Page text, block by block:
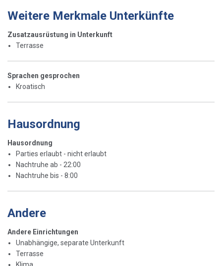
Weitere Merkmale Unterkünfte
Zusatzausrüstung in Unterkunft
Terrasse
Sprachen gesprochen
Kroatisch
Hausordnung
Hausordnung
Parties erlaubt - nicht erlaubt
Nachtruhe ab - 22:00
Nachtruhe bis - 8:00
Andere
Andere Einrichtungen
Unabhängige, separate Unterkunft
Terrasse
Klima